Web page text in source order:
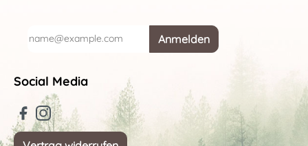
Anmelden
Social Media